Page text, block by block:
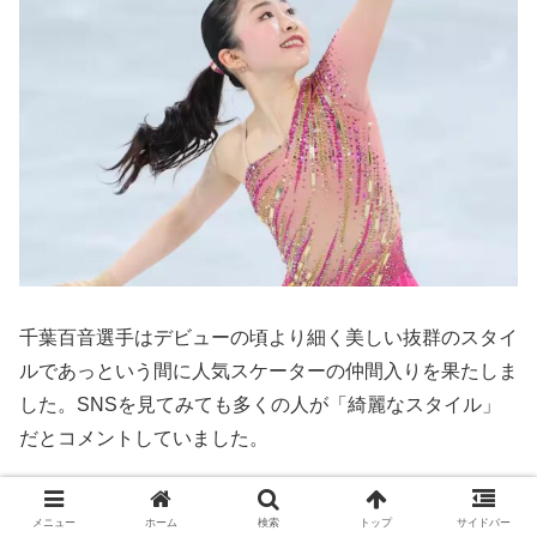
千葉百音選手はデビューの頃より細く美しい抜群のスタイ
ルであっという間に人気スケーターの仲間入りを果たしま
した。SNSを見てみても多くの人が「綺麗なスタイル」
だとコメントしていました。
そのスタイルの良さは浅田真央さん並だとか…。
メニュー ホーム 検索 トップ サイドバー